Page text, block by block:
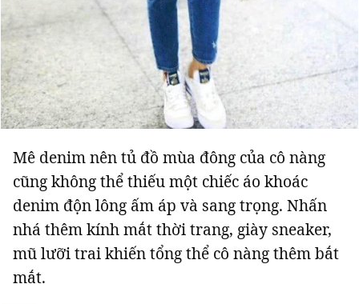
Mê denim nên tủ đồ mùa đông của cô nàng
cũng không thể thiếu một chiếc áo khoác
denim độn lông ấm áp và sang trọng. Nhấn
nhá thêm kính mắt thời trang, giày sneaker,
mũ lưỡi trai khiến tổng thể cô nàng thêm bắt
mắt.